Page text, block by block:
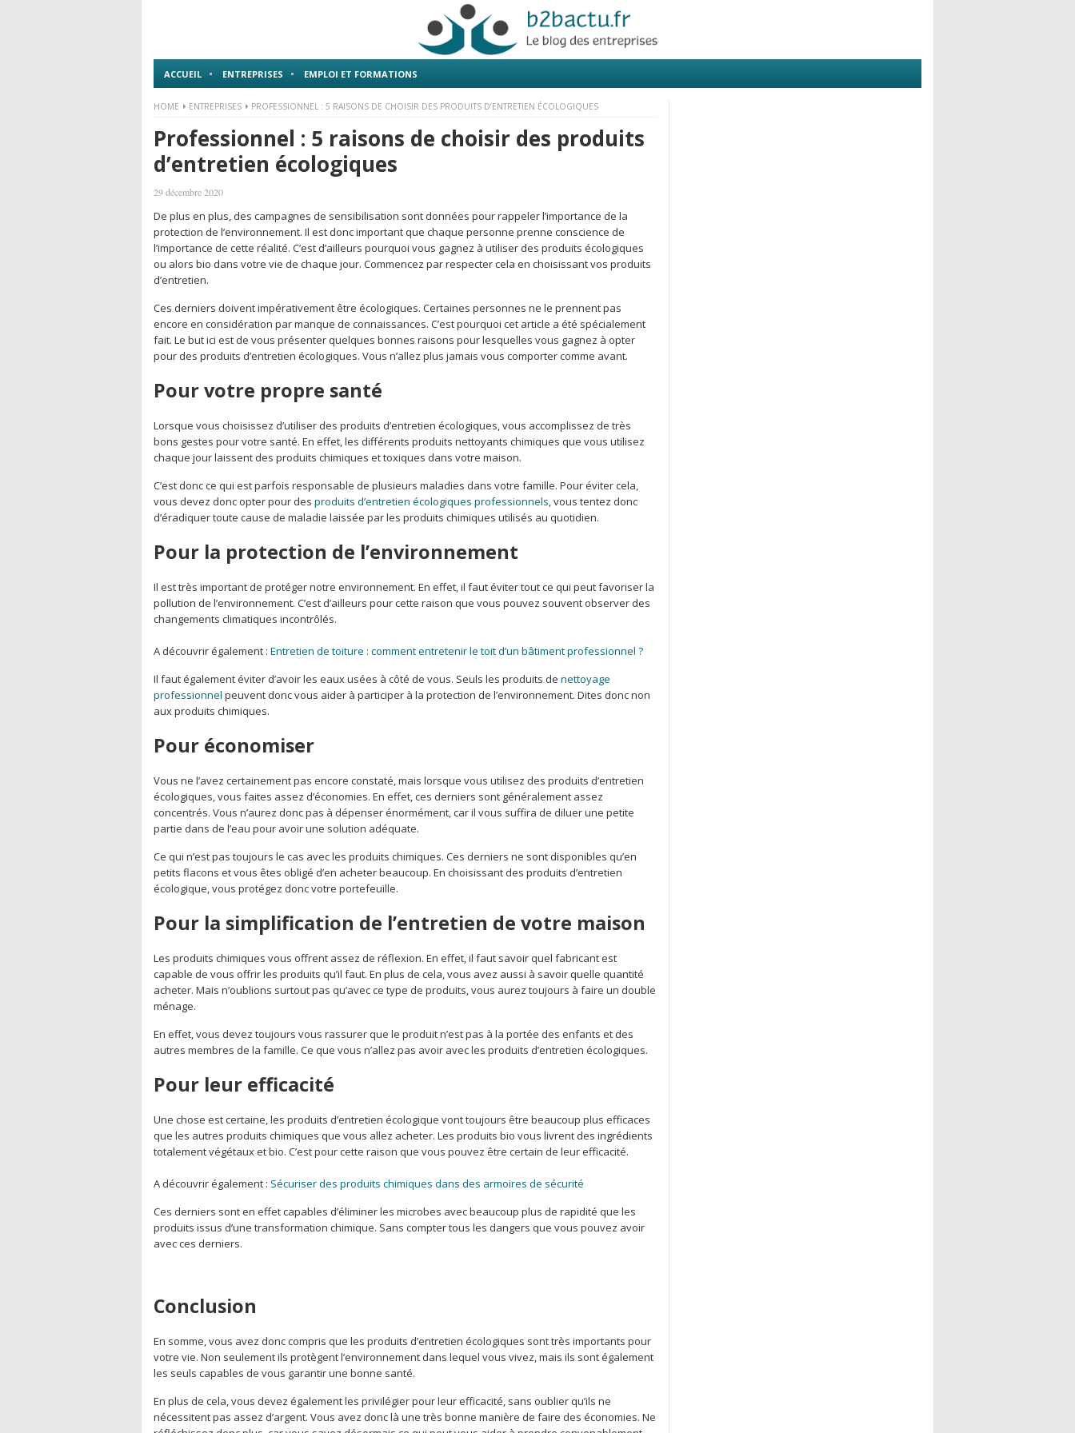
ACCUEIL ENTREPRISES EMPLOI ET FORMATIONS
HOME ENTREPRISES PROFESSIONNEL : 5 RAISONS DE CHOISIR DES PRODUITS D’ENTRETIEN ÉCOLOGIQUES
Professionnel : 5 raisons de choisir des produits
d’entretien écologiques
29 décembre 2020
De plus en plus, des campagnes de sensibilisation sont données pour rappeler l’importance de la
protection de l’environnement. Il est donc important que chaque personne prenne conscience de
l’importance de cette réalité. C’est d’ailleurs pourquoi vous gagnez à utiliser des produits écologiques
ou alors bio dans votre vie de chaque jour. Commencez par respecter cela en choisissant vos produits
d’entretien.
Ces derniers doivent impérativement être écologiques. Certaines personnes ne le prennent pas
encore en considération par manque de connaissances. C’est pourquoi cet article a été spécialement
fait. Le but ici est de vous présenter quelques bonnes raisons pour lesquelles vous gagnez à opter
pour des produits d’entretien écologiques. Vous n’allez plus jamais vous comporter comme avant.
Pour votre propre santé
Lorsque vous choisissez d’utiliser des produits d’entretien écologiques, vous accomplissez de très
bons gestes pour votre santé. En effet, les différents produits nettoyants chimiques que vous utilisez
chaque jour laissent des produits chimiques et toxiques dans votre maison.
C’est donc ce qui est parfois responsable de plusieurs maladies dans votre famille. Pour éviter cela,
vous devez donc opter pour des produits d’entretien écologiques professionnels, vous tentez donc
d’éradiquer toute cause de maladie laissée par les produits chimiques utilisés au quotidien.
Pour la protection de l’environnement
Il est très important de protéger notre environnement. En effet, il faut éviter tout ce qui peut favoriser la
pollution de l’environnement. C’est d’ailleurs pour cette raison que vous pouvez souvent observer des
changements climatiques incontrôlés.
A découvrir également : Entretien de toiture : comment entretenir le toit d’un bâtiment professionnel ?
Il faut également éviter d’avoir les eaux usées à côté de vous. Seuls les produits de nettoyage
professionnel peuvent donc vous aider à participer à la protection de l’environnement. Dites donc non
aux produits chimiques.
Pour économiser
Vous ne l’avez certainement pas encore constaté, mais lorsque vous utilisez des produits d’entretien
écologiques, vous faites assez d’économies. En effet, ces derniers sont généralement assez
concentrés. Vous n’aurez donc pas à dépenser énormément, car il vous suffira de diluer une petite
partie dans de l’eau pour avoir une solution adéquate.
Ce qui n’est pas toujours le cas avec les produits chimiques. Ces derniers ne sont disponibles qu’en
petits flacons et vous êtes obligé d’en acheter beaucoup. En choisissant des produits d’entretien
écologique, vous protégez donc votre portefeuille.
Pour la simplification de l’entretien de votre maison
Les produits chimiques vous offrent assez de réflexion. En effet, il faut savoir quel fabricant est
capable de vous offrir les produits qu’il faut. En plus de cela, vous avez aussi à savoir quelle quantité
acheter. Mais n’oublions surtout pas qu’avec ce type de produits, vous aurez toujours à faire un double
ménage.
En effet, vous devez toujours vous rassurer que le produit n’est pas à la portée des enfants et des
autres membres de la famille. Ce que vous n’allez pas avoir avec les produits d’entretien écologiques.
Pour leur efficacité
Une chose est certaine, les produits d’entretien écologique vont toujours être beaucoup plus efficaces
que les autres produits chimiques que vous allez acheter. Les produits bio vous livrent des ingrédients
totalement végétaux et bio. C’est pour cette raison que vous pouvez être certain de leur efficacité.
A découvrir également : Sécuriser des produits chimiques dans des armoires de sécurité
Ces derniers sont en effet capables d’éliminer les microbes avec beaucoup plus de rapidité que les
produits issus d’une transformation chimique. Sans compter tous les dangers que vous pouvez avoir
avec ces derniers.
Conclusion
En somme, vous avez donc compris que les produits d’entretien écologiques sont très importants pour
votre vie. Non seulement ils protègent l’environnement dans lequel vous vivez, mais ils sont également
les seuls capables de vous garantir une bonne santé.
En plus de cela, vous devez également les privilégier pour leur efficacité, sans oublier qu’ils ne
nécessitent pas assez d’argent. Vous avez donc là une très bonne manière de faire des économies. Ne